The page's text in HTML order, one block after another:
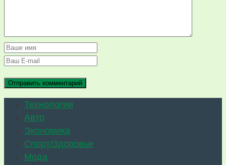
Технологии
Авто
Экономика
Спорт/Здоровье
Мода